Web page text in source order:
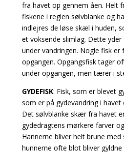
fra havet op gennem åen. Helt
fiskene i reglen sølvblanke og
indlejres de løse skæl i huden,
et voksende slimlag. Dette yder
under vandringen. Nogle fisk er
opgangen. Opgangsfisk tager
underopgangen, men tærer i
GYDEFISK: Fisk, som er blevet
som er på gydevandring i havet
Det sølvblanke skær fra havet
gydedragtens mørkere farver
Hannerne bliver helt brune
hunnerne ofte blot bliver